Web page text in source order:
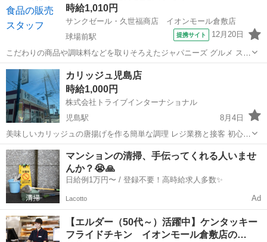
時給1,010円
サンクゼール・久世福商店 イオンモール倉敷店
球場前駅
提携サイト 12月20日
こだわりの商品や調味料などを取りそろえたジャパニーズ グルメ スト
アでのお仕事！ 【具体的な仕事内容は…】 お客様に商品のオススメ
商品のディスプレイ レジ、お会計 梱包、ラッピング 店内の清
掃 など 販売ノルマ...
岡山 倉敷市 球場前駅 ファーストフード
カリッジュ児島店
時給1,000円
株式会社トライブインターナショナル
児島駅
8月4日
美味しいカリッジュの唐揚げを作る簡単な調理 レジ業務と接客 初心者
歓迎 長期歓迎 学生可 週2〜 土日優遇 昇給あり
岡山 倉敷市 ファーストフード 土日
マンションの清掃、手伝ってくれる人いませ
んか？😭🙏
日給例1万円〜 / 登録不要！高時給求人多数✨
Lacotto Ad
【エルダー（50代～）活躍中】ケンタッキー
フライドチキン イオンモール倉敷店の…